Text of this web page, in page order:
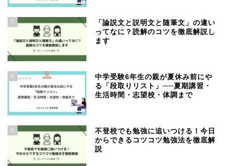
7
「論説文と説明文と随筆文」の違い
ってなに？読解のコツを徹底解説し
ます
8
中学受験6年生の親が夏休み前にや
る「段取りリスト」──夏期講習・
生活時間・志望校・体調まで
9
不登校でも勉強に追いつける！今日
からできるコツコツ勉強法を徹底解
説